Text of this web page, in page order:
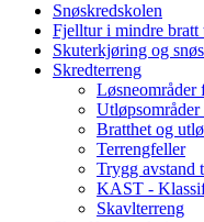
Snøskredskolen
Fjelltur i mindre bratt
Skuterkjøring og
Skredterreng
Løsneområder
Bratthet og
Terrengfeller
Trygg avstand
KAST -
Skavlterreng